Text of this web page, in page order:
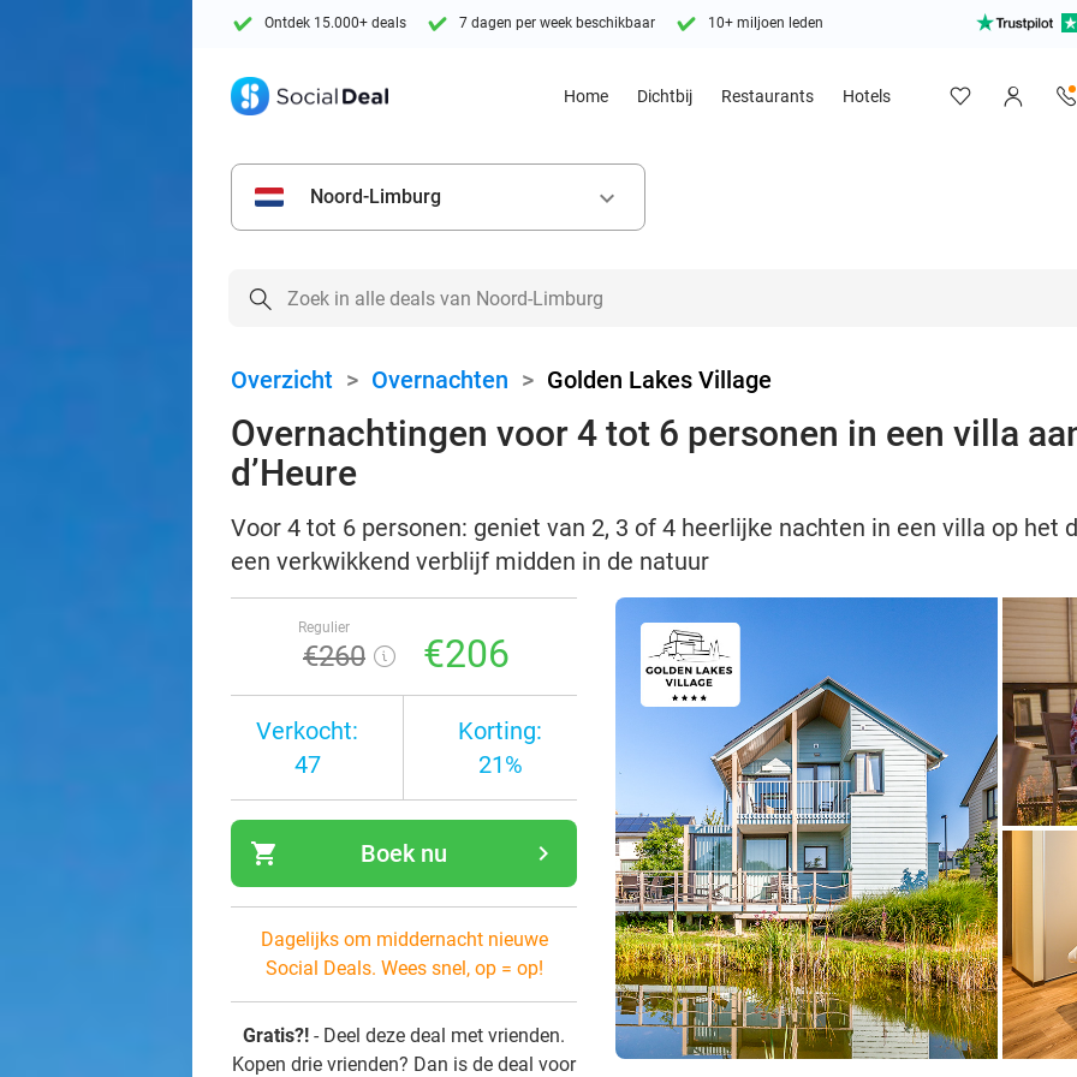
Ontdek 15.000+ deals 7 dagen per week beschikbaar 10+ miljoen leden
Home Dichtbij Restaurants Hotels
Noord-Limburg keyboard_arrow_down
Overzicht > Overnachten > Golden Lakes Village
Overnachtingen voor 4 tot 6 personen in een villa
d’Heure
Voor 4 tot 6 personen: geniet van 2, 3 of 4 heerlijke nachten in een villa op het
een verkwikkend verblijf midden in de natuur
Regulier
€260 €206
Verkocht:
47
Korting:
21%
shopping_cart navigate_next
Boek nu
Dagelijks om middernacht nieuwe
Social Deals. Wees snel, op = op!
Gratis?! - Deel deze deal met vrienden.
Kopen drie vrienden? Dan is de deal voor